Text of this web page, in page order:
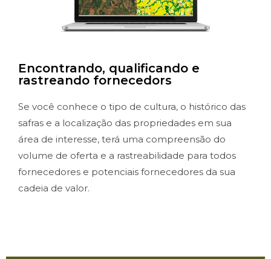
Encontrando, qualificando e
rastreando fornecedors
Se você conhece o tipo de cultura, o histórico das
safras e a localização das propriedades em sua
área de interesse, terá uma compreensão do
volume de oferta e a rastreabilidade para todos
fornecedores e potenciais fornecedores da sua
cadeia de valor.